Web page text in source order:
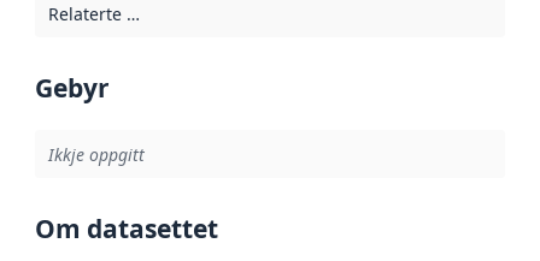
Relaterte ressursar
Gebyr
Ikkje oppgitt
Om datasettet